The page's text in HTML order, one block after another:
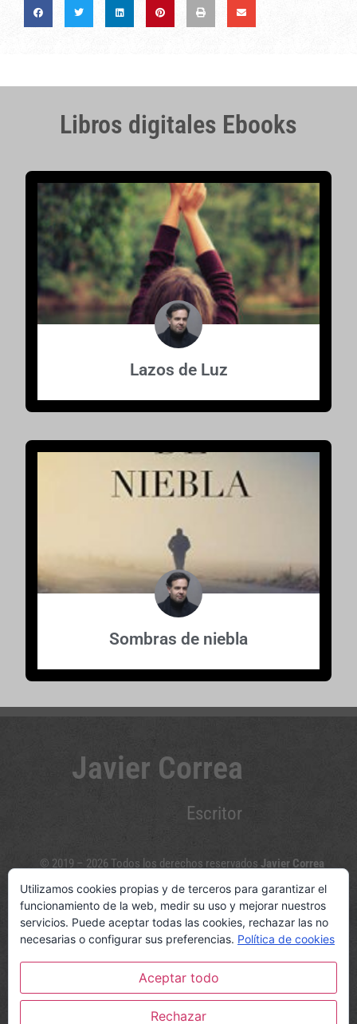
Libros digitales Ebooks
Lazos de Luz
Sombras de niebla
Javier Correa
Escritor
© 2019 – 2026 Todos los derechos reservados Javier Correa
Sígueme en las redes sociales
© www.javiercorreaescritor.com
Política de privacidad y Aviso legal
Utilizamos cookies propias y de terceros para garantizar el
funcionamiento de la web, medir su uso y mejorar nuestros
servicios. Puede aceptar todas las cookies, rechazar las no
necesarias o configurar sus preferencias. Política de cookies
Aceptar todo
Rechazar